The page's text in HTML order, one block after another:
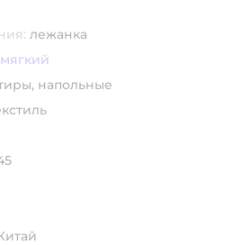
лежанка
мягкий
напольные